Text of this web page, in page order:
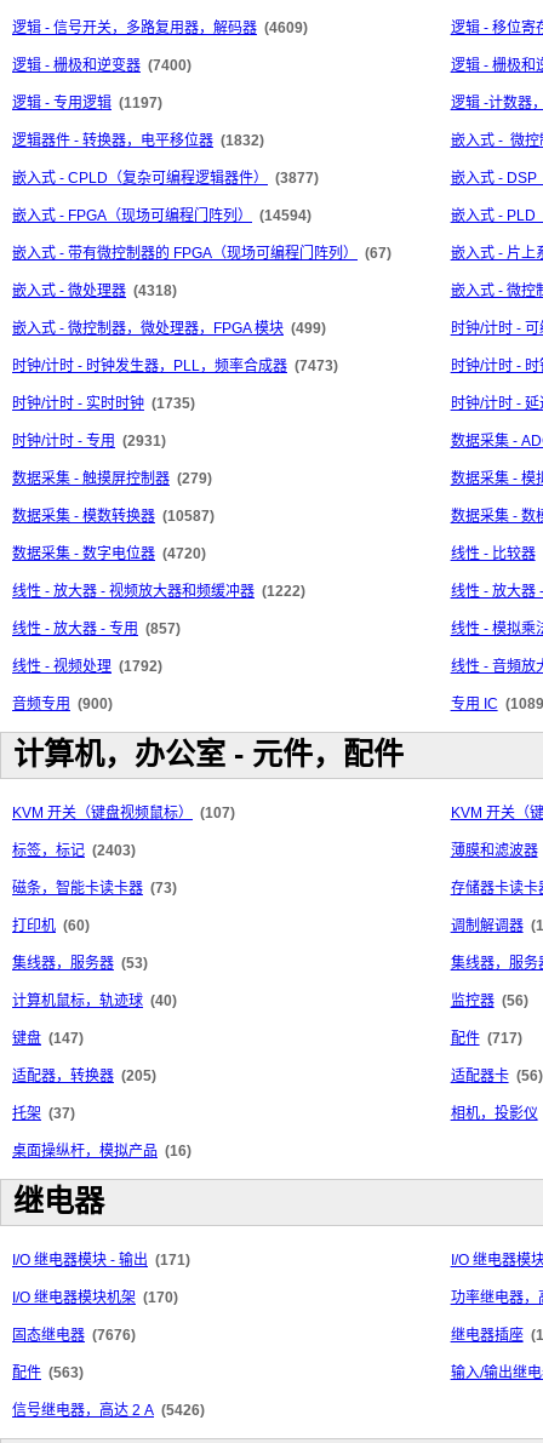
逻辑 - 信号开关，多路复用器，解码器 (4609) 逻辑 - 移位寄
逻辑 - 栅极和逆变器 (7400) 逻辑 - 栅极和
逻辑 - 专用逻辑 (1197) 逻辑 -计数器
逻辑器件 - 转换器，电平移位器 (1832) 嵌入式 - 微控
嵌入式 - CPLD（复杂可编程逻辑器件） (3877) 嵌入式 - DSP
嵌入式 - FPGA（现场可编程门阵列） (14594) 嵌入式 - PLD
嵌入式 - 带有微控制器的 FPGA（现场可编程门阵列） (67) 嵌入式 - 片上
嵌入式 - 微处理器 (4318) 嵌入式 - 微控
嵌入式 - 微控制器，微处理器，FPGA 模块 (499) 时钟/计时 -
时钟/计时 - 时钟发生器，PLL，频率合成器 (7473) 时钟/计时 -
时钟/计时 - 实时时钟 (1735) 时钟/计时 - 延
时钟/计时 - 专用 (2931) 数据采集 -
数据采集 - 触摸屏控制器 (279) 数据采集 - 模
数据采集 - 模数转换器 (10587) 数据采集 - 数
数据采集 - 数字电位器 (4720) 线性 - 比较器
线性 - 放大器 - 视频放大器和频缓冲器 (1222) 线性 - 放大器
线性 - 放大器 - 专用 (857) 线性 - 模拟乘
线性 - 视频处理 (1792) 线性 - 音頻放
音频专用 (900) 专用 IC
计算机，办公室 - 元件，配件
KVM 开关（键盘视频鼠标） (107) KVM 开关（
标签，标记 (2403) 薄膜和滤波器
磁条，智能卡读卡器 (73) 存储器卡读卡
打印机 (60) 调制解调器
集线器，服务器 (53) 集线器，服务
计算机鼠标，轨迹球 (40) 监控器 (56)
键盘 (147) 配件 (717)
适配器，转换器 (205) 适配器卡 (56)
托架 (37) 相机，投影仪
桌面操纵杆，模拟产品 (16)
继电器
I/O 继电器模块 - 输出 (171) I/O 继电器模
I/O 继电器模块机架 (170) 功率继电器，
固态继电器 (7676) 继电器插座
配件 (563) 输入/输出继
信号继电器，高达 2 A (5426)